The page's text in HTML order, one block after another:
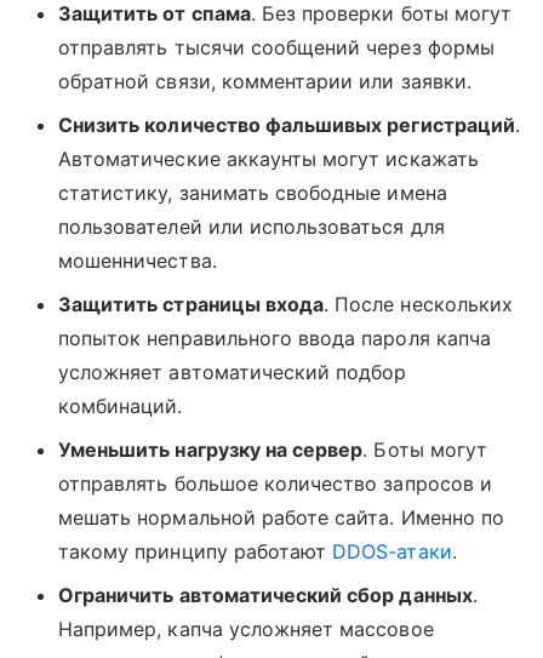
Защитить от спама. Без проверки боты могут
отправлять тысячи сообщений через формы
обратной связи, комментарии или заявки.
Снизить количество фальшивых регистраций.
Автоматические аккаунты могут искажать
статистику, занимать свободные имена
пользователей или использоваться для
мошенничества.
Защитить страницы входа. После нескольких
попыток неправильного ввода пароля капча
усложняет автоматический подбор
комбинаций.
Уменьшить нагрузку на сервер. Боты могут
отправлять большое количество запросов и
мешать нормальной работе сайта. Именно по
такому принципу работают DDOS-атаки.
Ограничить автоматический сбор данных.
Например, капча усложняет массовое